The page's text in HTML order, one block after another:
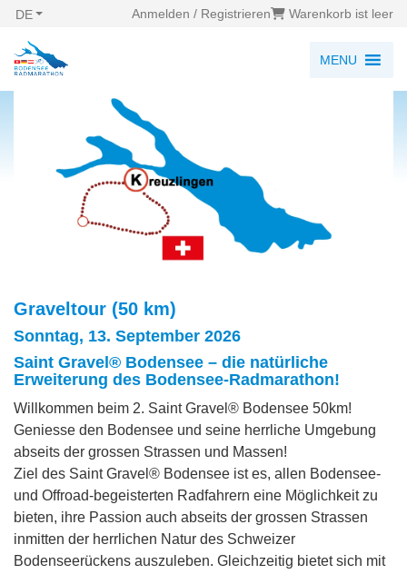
DE Anmelden / Registrieren Warenkorb ist leer
MENU
Graveltour (50 km)
Sonntag, 13. September 2026
Saint Gravel® Bodensee – die natürliche
Erweiterung des Bodensee-Radmarathon!
Willkommen beim 2. Saint Gravel® Bodensee 50km!
Geniesse den Bodensee und seine herrliche Umgebung
abseits der grossen Strassen und Massen!
Ziel des Saint Gravel® Bodensee ist es, allen Bodensee-
und Offroad-begeisterten Radfahrern eine Möglichkeit zu
bieten, ihre Passion auch abseits der grossen Strassen
inmitten der herrlichen Natur des Schweizer
Bodenseerückens auszuleben. Gleichzeitig bietet sich mit